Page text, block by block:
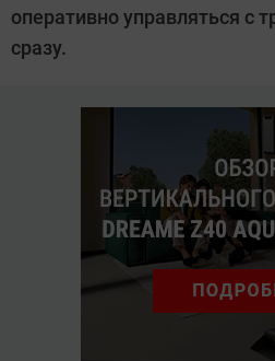
оперативно управляться с
сразу.